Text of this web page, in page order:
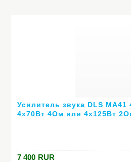
Усилитель звука DLS MA41
4х70Вт 4Ом или 4х125Вт
7 400 RUR